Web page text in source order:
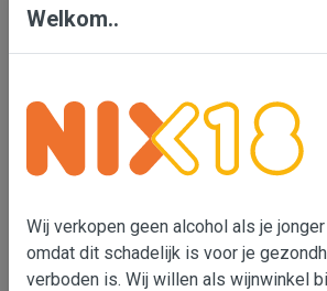
Nix 18
dan 18 jaar, omdat dit
schadelijk is voor je
gezondheid en wettelijk
data in
Welkom..
Wij verkopen geen alcohol als je
omdat dit schadelijk is voor je
verboden is. Wij willen als wijnwinkel